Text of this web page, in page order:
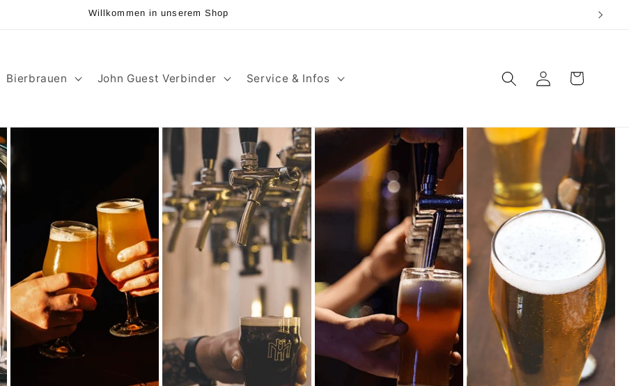
Willkommen in unserem Shop
Bierbrauen John Guest Verbinder Service & Infos EinloggenWarenkorb